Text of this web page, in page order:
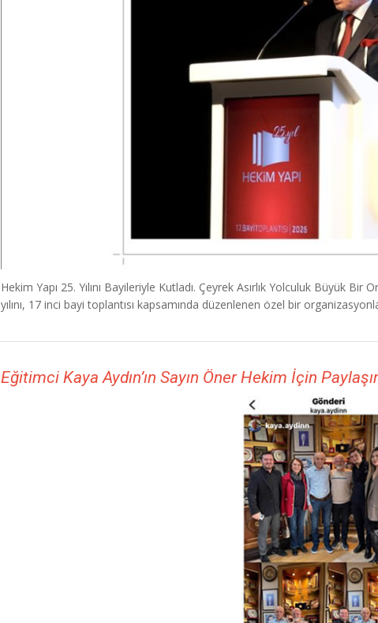
Hekim Yapı 25. Yılını Bayileriyle Kutladı. Çeyrek Asırlık Yolculuk Büyük
yılını, 17 inci bayi toplantısı kapsamında düzenlenen özel bir
Eğitimci Kaya Aydın’ın Sayın Öner Hekim İçin